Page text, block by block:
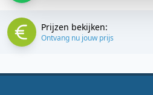
Prijzen bekijken:
Ontvang nu jouw prijs